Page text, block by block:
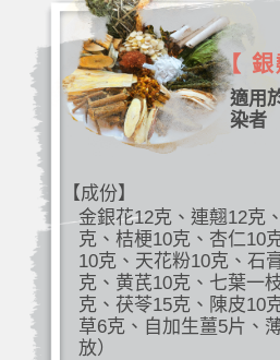
【 銀
適用
染者
【成份】
金銀花12克、連翹12克
克、桔梗10克、杏仁10
10克、天花粉10克、石
克、黄芪10克、七葉一
克、茯苓15克、陳皮10
草6克、自加生薑5片、
放）